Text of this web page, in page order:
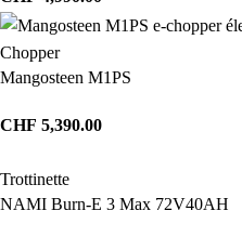
Chopper
Mangosteen M1PS
CHF 5,390.00
Trottinette
NAMI Burn-E 3 Max 72V40AH